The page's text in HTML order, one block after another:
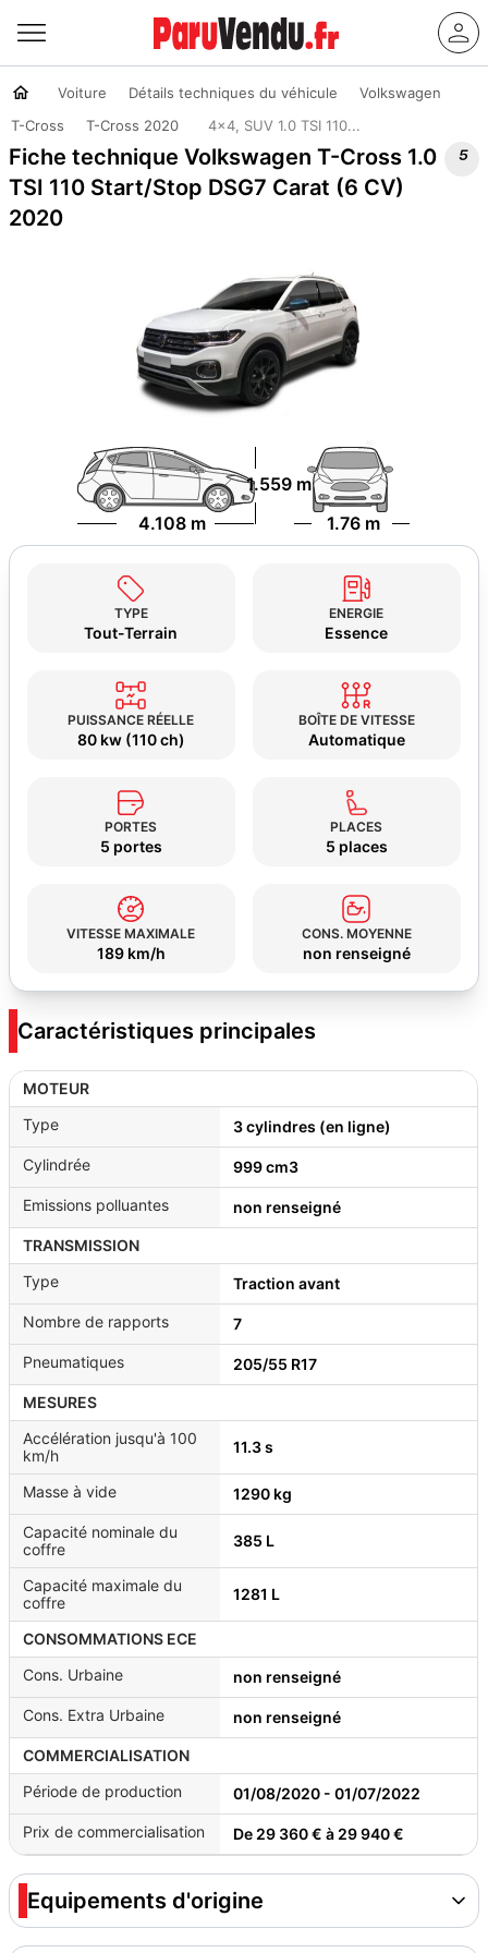
Voiture Détails techniques du véhicule
Volkswagen
T-Cross
T-Cross 2020 4x4, SUV 1.0 TSI 110...
Fiche technique Volkswagen T-Cross 1.0
TSI 110 Start/Stop DSG7 Carat (6 CV)
2020

4.108 m 1.76 m
1.559 m
TYPE
Tout-Terrain
ENERGIE
Essence
PUISSANCE RÉELLE
80 kw (110 ch)
BOÎTE DE VITESSE
Automatique
PORTES
5 portes
PLACES
5 places
VITESSE MAXIMALE
189 km/h
CONS. MOYENNE
non renseigné
Caractéristiques principales
MOTEUR
Type
3 cylindres (en ligne)
Cylindrée 999 cm3
Emissions polluantes non renseigné
TRANSMISSION
Type
Traction avant
Nombre de rapports 7
Pneumatiques 205/55 R17
MESURES
Accélération jusqu'à 100
km/h
11.3 s
Masse à vide 1290 kg
Capacité nominale du
coffre
385 L
Capacité maximale du
coffre
1281 L
CONSOMMATIONS ECE
Cons. Urbaine
non renseigné
Cons. Extra Urbaine non renseigné
COMMERCIALISATION
Période de production
01/08/2020 - 01/07/2022
Prix de commercialisation De 29 360 € à 29 940 €
Equipements d'origine